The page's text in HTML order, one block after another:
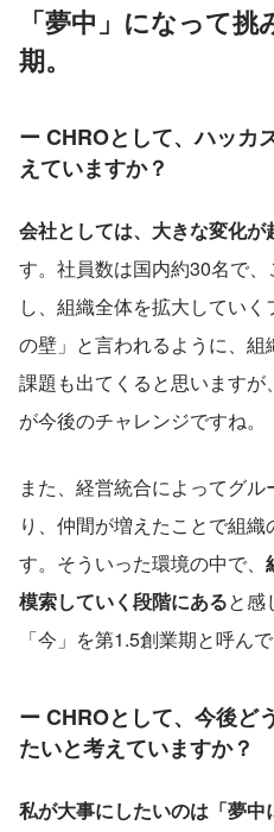
「夢中」になって
期。
ー CHROとして、ハッカ
えていますか？
会社としては、大きな変化が
す。社員数は国内約30名で
し、組織全体を拡大してい
の壁」と言われるように、
課題も出てくると思います
が今後のチャレンジですね。
また、経営統合によってグ
り、仲間が増えたことで組
す。そういった環境の中で、
模索していく段階にあると感
「今」を第1.5創業期と呼んで
ー CHROとして、今後ど
たいと考えていますか？
私が大事にしたいのは「夢